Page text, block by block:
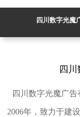
四川数字光魔
四川
四川数字光魔广
2006年，致力于建